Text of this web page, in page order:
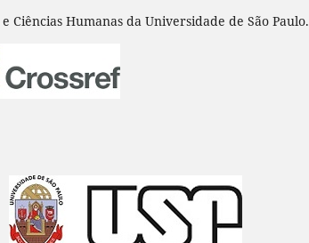
Ciências Humanas da Universidade de São Paulo.